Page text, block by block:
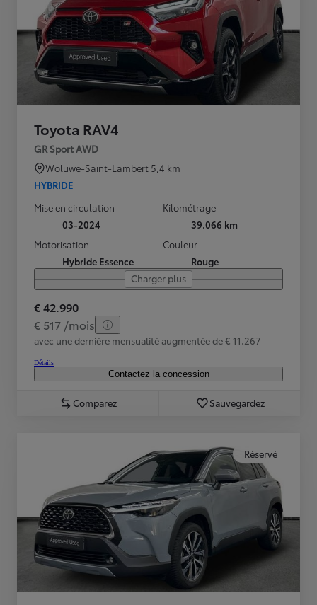
Toyota RAV4
GR Sport AWD
Woluwe-Saint-Lambert 5,4 km
HYBRIDE
Mise en circulation
03-2024
Kilométrage
39.066 km
Motorisation
Hybride Essence
Couleur
Rouge
Charger plus
€ 42.990
€ 517 /mois
avec une dernière mensualité augmentée de € 11.267
Détails
Contactez la concession
Comparez Sauvegardez
Réservé